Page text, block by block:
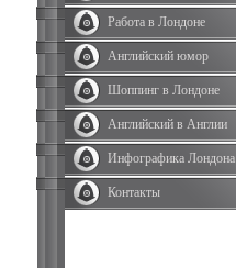
Работа в Лондоне
Английский юмор
Шоппинг в Лондоне
Английский в Англии
Инфографика Лондона
Контакты